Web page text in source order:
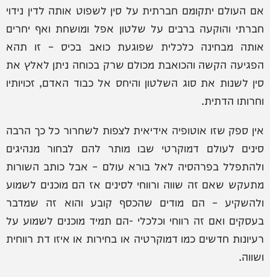
אם העולם יתקומם חברתית על סין לשפוט אותה לדין נידוי
חברתי והוקעה ברבים על שלטון אפל ומושחת ואף יחרים
אותה מבחינה כלכלית שפוגעת כואב בכיס – זו תהא
הפגיעה הקשה והכואבת מכולם שרק בכוחה ניתן לאלץ את
סין לשנות את סוג השלטון והיחס אל כבוד האדם, זכויותיו
וחרותו הדתית.
אין ספק שזו אוטופיה אידיאית לצפות לשחרור כל כך הרבה
סינים לעולם דמוקרטי שבו מותר להם לבחור מנהיגים
ולהתפלל בפרהסיה לאל בורא עולם – אבל כותב השורות
מתעקש שאם זה שווה ורווחי לסינים אז הם מוכנים לשמוע
ולהשקיע – הם מודים שהכסף קובע והוא זה שמדבר
בעסקים ואם זה רווחי וכלכלי -הם תמיד מוכנים לשמוע על
רעיונות חדשים כמו דמוקרטיה או בחירות או איזו דת רווחית
ושווה.